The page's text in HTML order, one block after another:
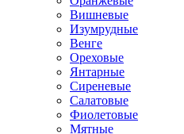
Вишневые
Изумрудные
Венге
Ореховые
Янтарные
Сиреневые
Салатовые
Фиолетовые
Мятные